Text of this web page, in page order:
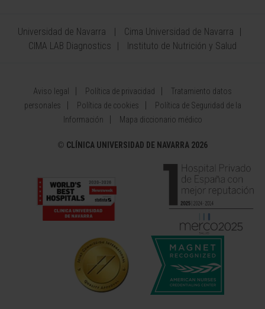
Universidad de Navarra
Cima Universidad de Navarra
CIMA LAB Diagnostics
Instituto de Nutrición y Salud
Aviso legal Política de privacidad
Tratamiento datos
personales
Política de cookies
Política de Seguridad de la
Información
Mapa diccionario médico
© CLÍNICA UNIVERSIDAD DE NAVARRA 2026